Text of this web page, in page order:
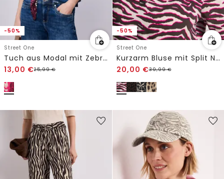
-50%
Street One
Tuch aus Modal mit Zebra-Print
13,00 €25,99€
-50%
Street One
Kurzarm Bluse mit Split Neck und Print
20,00 €39,99€